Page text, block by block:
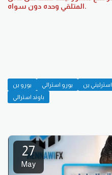
المتلقي وحده دون سواه.
يورو ين يورو استرالي استرليني ين
باوند استرالي
27
May